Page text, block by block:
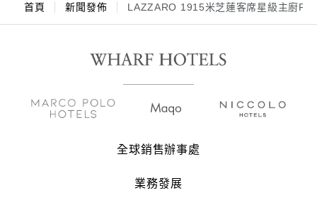
首頁 新聞發佈 LAZZARO 1915米芝蓮客席星級主廚
全球銷售辦事處
業務發展